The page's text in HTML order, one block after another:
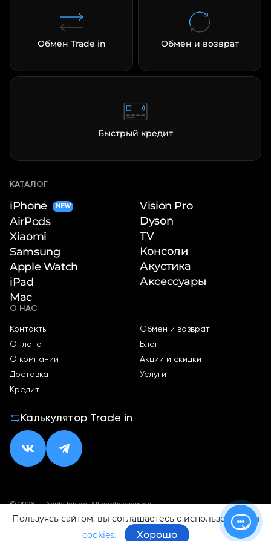
Обмен Trade in Обмен и возврат
Быстрый кредит
КАТАЛОГ
iPhone NEW
AirPods
Xiaomi
Samsung
Apple Watch
iPad
Mac
Vision Pro
Dyson
TV
Консоли
Акустика
Аксессуары
О НАС
Контакты
Оплата
О компании
Доставка
Кредит
Обмен и возврат
Блог
Акции и скидки
Услуги
Калькулятор Trade in
© 2026 — Apple Inside. All rights reserved.
Политика конфиденциальностиОферта
Пользуясь сайтом, вы соглашаетесь с использованием
cookies.
Хорошо